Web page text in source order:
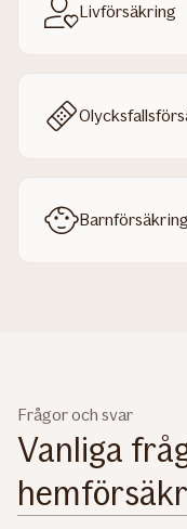
Livförsäkring
Frågor och svar
Vanliga